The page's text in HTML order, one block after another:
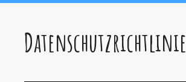
Datenschutzrichtlinie